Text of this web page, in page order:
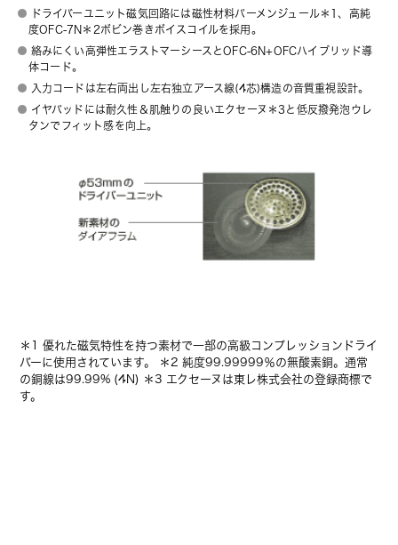
ドライバーユニット磁気回路には磁性材料パーメンジュール＊1、高純
度OFC-7N＊2ボビン巻きボイスコイルを採用。
絡みにくい高弾性エラストマーシースとOFC-6N+OFCハイブリッド導
体コード。
入力コードは左右両出し左右独立アース線(4芯)構造の音質重視設計。
イヤパッドには耐久性＆肌触りの良いエクセーヌ＊3と低反撥発泡ウレ
タンでフィット感を向上。
＊1 優れた磁気特性を持つ素材で一部の高級コンプレッションドライ
バーに使用されています。 ＊2 純度99.99999％の無酸素銅。通常
の銅線は99.99% (4N) ＊3 エクセーヌは東レ株式会社の登録商標で
す。